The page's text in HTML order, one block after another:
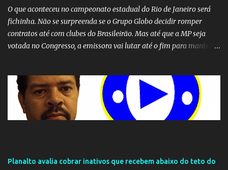
O que aconteceu no campeonato estadual do Rio de Janeiro será
fichinha. Não se surpreenda se o Grupo Globo decidir romper
contratos até com clubes do Brasileirão. Mas até que a MP seja
votada no Congresso, a emissora vai lutar até o fim para manter o
Planalto avalia cobrar inativos que recebem abaixo do teto do